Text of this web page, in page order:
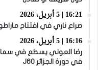
16:21 | 5 أبريل، 2026
صراع ناري في افتتاح
16:16 | 5 أبريل، 2026
رضا العوني يسطع في سماء
في دورة الجزائر J60